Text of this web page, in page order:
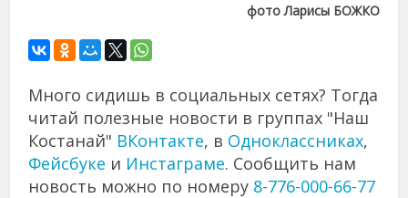
фото Ларисы БОЖКО
Много сидишь в социальных сетях? Тогда
читай полезные новости в группах "Наш
Костанай" ВКонтакте, в Одноклассниках,
Фейсбуке и Инстаграме. Сообщить нам
новость можно по номеру 8-776-000-66-77